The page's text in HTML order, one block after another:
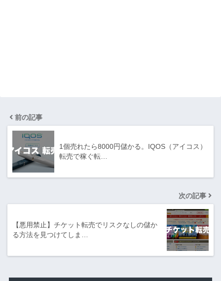
前の記事
1個売れたら8000円儲かる。IQOS（アイコス）
転売で稼ぐ転…
次の記事
【悪用禁止】チケット転売でリスクなしの儲か
る方法を見つけてしま…